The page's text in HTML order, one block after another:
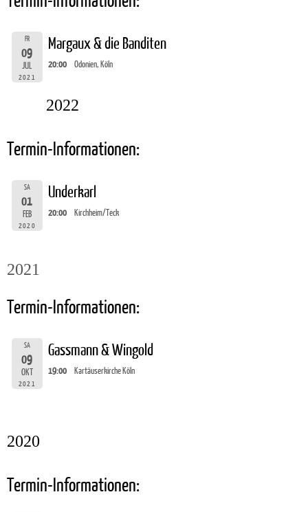
FR
09
JUL
2021
Margaux & die Banditen
20:00 Odonien, Köln
2022
Termin-Informationen:
SA
01
FEB
2020
Underkarl
20:00 Kirchheim/Teck
2021
Termin-Informationen:
SA
09
OKT
2021
Gassmann & Wingold
19:00 Kartäuserkirche Köln
2020
Termin-Informationen: